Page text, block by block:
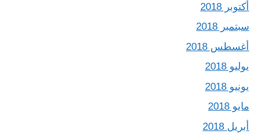
أكتوبر 2018
سبتمبر 2018
أغسطس 2018
يوليو 2018
يونيو 2018
مايو 2018
أبريل 2018